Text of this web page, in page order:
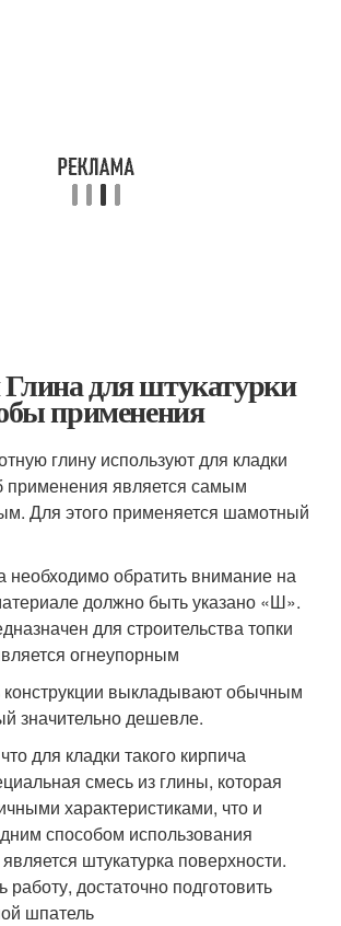
для штукатурки
применения
глину используют для кладки
применения является самым
Для этого применяется шамотный
обратить внимание на
должно быть указано «Ш».
для строительства топки
огнеупорным
конструкции выкладывают обычным
значительно дешевле.
для кладки такого кирпича
смесь из глины, которая
характеристиками, что и
способом использования
штукатурка поверхности.
достаточно подготовить
шпатель